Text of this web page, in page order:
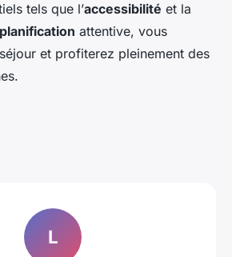
tels que l’accessibilité et la
planification attentive, vous
et profiterez pleinement des
L